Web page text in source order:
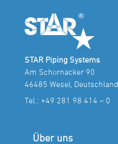
STAR Piping Systems
Am Schornacker 90
46485 Wesel, Deutschland
Tel.: +49 281 98 414 – 0
Über uns